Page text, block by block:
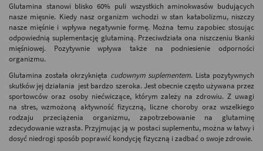
Glutamina stanowi blisko 60% puli wszystkich aminokwasów budujących
nasze mięsnie. Kiedy nasz organizm wchodzi w stan katabolizmu, niszczy
nasze mięśnie i wpływa negatywnie formę. Można temu zapobiec stosując
odpowiednią suplementację glutaminą. Przeciwdziała ona niszczeniu tkanki
mięśniowej. Pozytywnie wpływa także na podniesienie odporności
organizmu.
Glutamina została okrzyknięta cudownym suplementem. Lista pozytywnych
skutków jej działania jest bardzo szeroka. Jest obecnie często używana przez
sportowców oraz osoby niećwiczące, którym zależy na zdrowiu. Z uwagi
na stres, wzmożoną aktywność fizyczną, liczne choroby oraz wszelkiego
rodzaju przeciążenia organizmu, zapotrzebowanie na glutaminę
zdecydowanie wzrasta. Przyjmując ją w postaci suplementu, można w łatwy i
dosyć niedrogi sposób poprawić kondycję fizyczną i zadbać o swoje zdrowie.